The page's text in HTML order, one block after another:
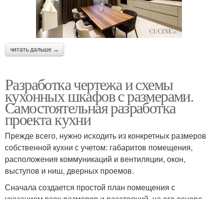
читать дальше →
Разработка чертежа и схемы
кухонных шкафов с размерами.
Самостоятельная разработка
проекта кухни
Прежде всего, нужно исходить из конкретных размеров
собственной кухни с учетом: габаритов помещения,
расположения коммуникаций и вентиляции, окон,
выступов и ниш, дверных проемов.
Сначала создается простой план помещения с